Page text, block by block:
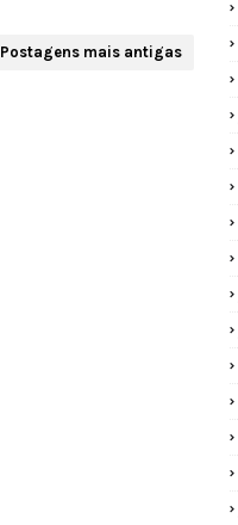
Postagens mais antigas